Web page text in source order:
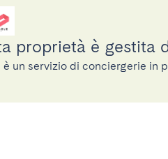
proprietà è gestita
è un servizio di conciergerie in